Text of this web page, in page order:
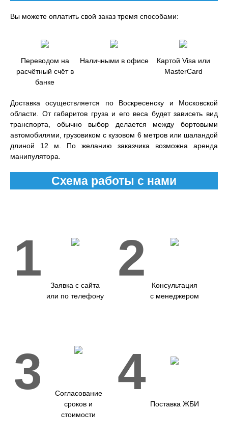
Вы можете оплатить свой заказ тремя способами:
Переводом на
расчётный счёт в
банке
Наличными в офисе
Картой Visa или
MasterCard
Доставка осуществляется по Воскресенску и Московской
области. От габаритов груза и его веса будет зависеть вид
транспорта, обычно выбор делается между бортовыми
автомобилями, грузовиком с кузовом 6 метров или шаландой
длиной 12 м. По желанию заказчика возможна аренда
манипулятора.
Схема работы с нами
1
Заявка с сайта
или по телефону
2
Консультация
с менеджером
3
Согласование
сроков и
стоимости
4
Поставка ЖБИ